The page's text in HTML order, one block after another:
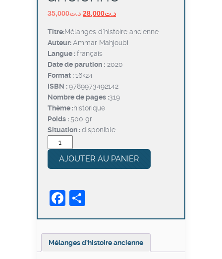
د.ت35,000
Le
initial
était :
د.ت28,000
Le
actuel
est :
Titre:Mélanges d’histoire ancienne
Auteur: Ammar Mahjoubi
Langue :français
Date de parution : 2020
Format :16×24
ISBN :9789973492142
Nombre de pages :319
Thème :historique
Poids : 500 gr
Situation :disponible
quantité
de
MélangesAJOUTER AU PANIER
Facebook
Mélanges d’histoire ancienne